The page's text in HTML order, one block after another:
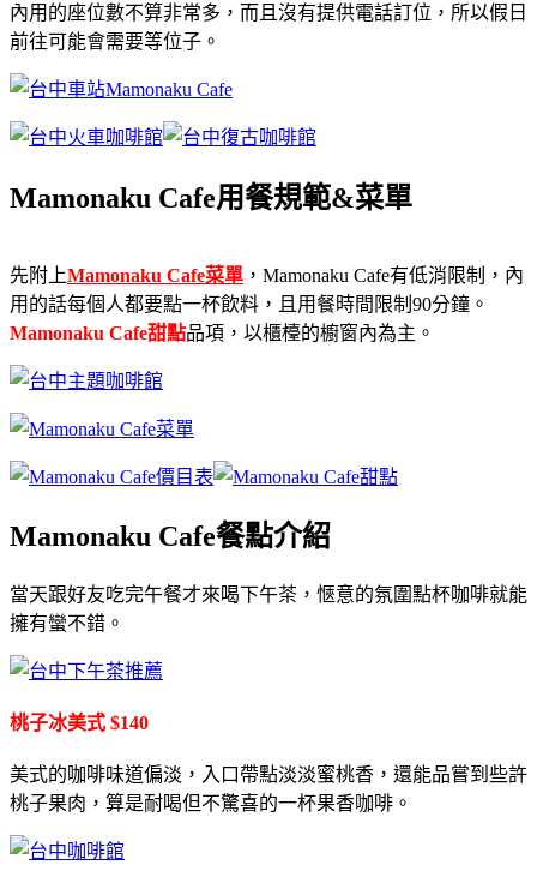
內用的座位數不算非常多，而且沒有提供電話訂位，所以假日
前往可能會需要等位子。
Mamonaku Cafe用餐規範&菜單
先附上Mamonaku Cafe菜單 ，Mamonaku Cafe有低消限制，內
用的話每個人都要點一杯飲料，且用餐時間限制90分鐘。
Mamonaku Cafe甜點品項，以櫃檯的櫥窗內為主。
Mamonaku Cafe餐點介紹
當天跟好友吃完午餐才來喝下午茶，愜意的氛圍點杯咖啡就能
擁有蠻不錯。
桃子冰美式 $140
美式的咖啡味道偏淡，入口帶點淡淡蜜桃香，還能品嘗到些許
桃子果肉，算是耐喝但不驚喜的一杯果香咖啡。